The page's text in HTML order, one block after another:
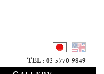
TEL : 03-5770-9849